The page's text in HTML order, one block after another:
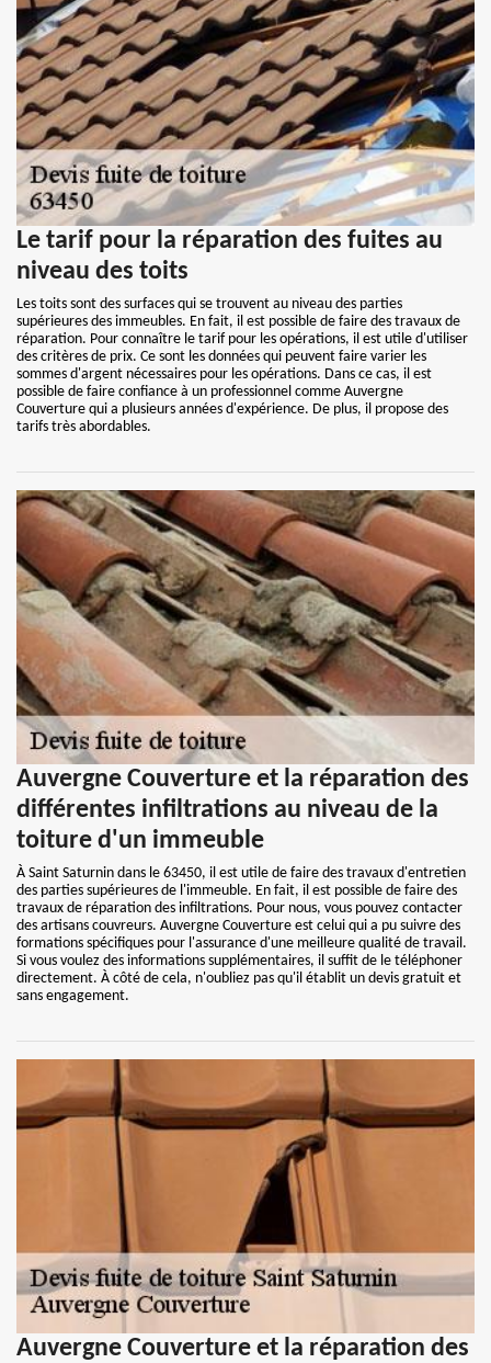
Le tarif pour la réparation des fuites au
niveau des toits
Les toits sont des surfaces qui se trouvent au niveau des parties
supérieures des immeubles. En fait, il est possible de faire des travaux de
réparation. Pour connaître le tarif pour les opérations, il est utile d'utiliser
des critères de prix. Ce sont les données qui peuvent faire varier les
sommes d'argent nécessaires pour les opérations. Dans ce cas, il est
possible de faire confiance à un professionnel comme Auvergne
Couverture qui a plusieurs années d'expérience. De plus, il propose des
tarifs très abordables.
Auvergne Couverture et la réparation des
différentes infiltrations au niveau de la
toiture d'un immeuble
À Saint Saturnin dans le 63450, il est utile de faire des travaux d'entretien
des parties supérieures de l'immeuble. En fait, il est possible de faire des
travaux de réparation des infiltrations. Pour nous, vous pouvez contacter
des artisans couvreurs. Auvergne Couverture est celui qui a pu suivre des
formations spécifiques pour l'assurance d'une meilleure qualité de travail.
Si vous voulez des informations supplémentaires, il suffit de le téléphoner
directement. À côté de cela, n'oubliez pas qu'il établit un devis gratuit et
sans engagement.
Auvergne Couverture et la réparation des